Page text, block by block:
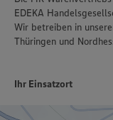
EDEKA
Wir betreiben in
Thüringen und
Ihr Einsatzort